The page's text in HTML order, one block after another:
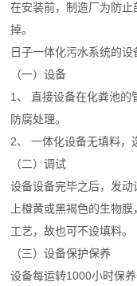
在安装前，制造厂为防
掉。
日子一体化污水系统的
（一）设备
1、 直接设备在化粪池的
防腐处理。
2、 一体化设备无填料，
（二）调试
设备设备完毕之后，发
上橙黄或黑褐色的生物
工艺，故也可不设填料。
（三）设备保护保养
设备每运转1000小时保